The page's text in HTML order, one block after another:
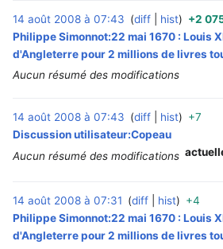
14 août 2008 à 07:43 diff hist +2
Philippe Simonnot:22 mai 1670 : Louis
d'Angleterre pour 2 millions de livres
Aucun résumé des modifications
14 août 2008 à 07:43 diff hist +7
Discussion utilisateur:Copeau
Aucun résumé des modifications
14 août 2008 à 07:31 diff hist +4
Philippe Simonnot:22 mai 1670 : Louis
d'Angleterre pour 2 millions de livres